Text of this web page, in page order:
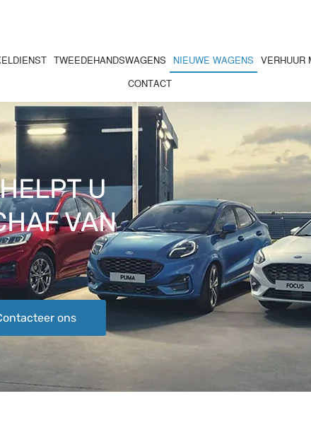
TWEEDEHANDSWAGENS NIEUWE WAGENS VERHUUR
CONTACT
U
VAN
ons